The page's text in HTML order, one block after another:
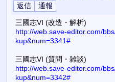
三國志VI (改造・解析)
http://web.save-editor.com/
kup&num=3341#
三國志VI (質問・雑談)
http://web.save-editor.com/
kup&num=3342#